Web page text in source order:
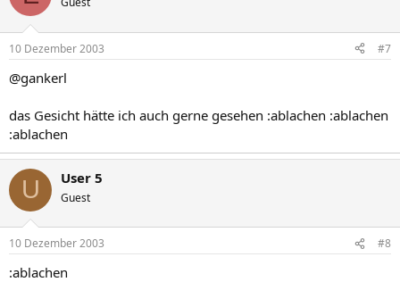
10 Dezember 2003 #7
@gankerl
das Gesicht hätte ich auch gerne gesehen :ablachen :ablachen
:ablachen
U User 5
Guest
10 Dezember 2003 #8
:ablachen